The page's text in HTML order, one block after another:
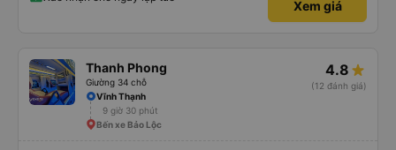
Xem giá
Thanh Phong
Giường 34 chỗ
4.8
(12 đánh giá)
Vĩnh Thạnh
9 giờ 30 phút
Bến xe Bảo Lộc